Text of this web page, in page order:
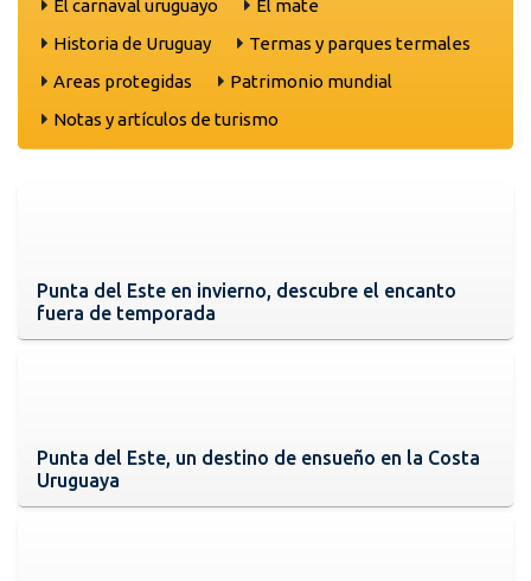
El carnaval uruguayo
El mate
Historia de Uruguay
Termas y parques termales
Areas protegidas
Patrimonio mundial
Notas y artículos de turismo
Punta del Este en invierno, descubre el encanto
fuera de temporada
Punta del Este, un destino de ensueño en la Costa
Uruguaya